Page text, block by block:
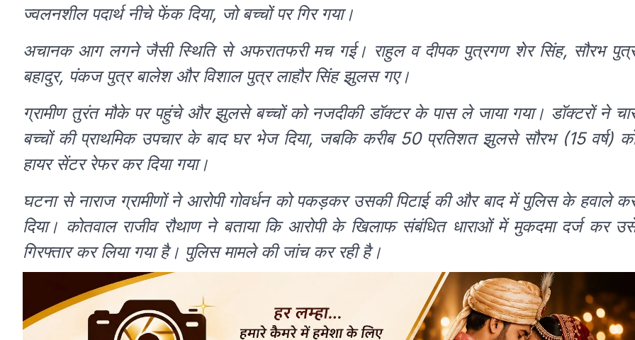
ज्वलनशील पदार्थ नीचे फेंक दिया, जो बच्चों पर गिर गया।
अचानक आग लगने जैसी स्थिति से अफरातफरी मच गई। राहुल व दीपक पुत्रगण शेर सिंह, सौरभ
बहादुर, पंकज पुत्र बालेश और विशाल पुत्र लाहौर सिंह झुलस गए।
ग्रामीण तुरंत मौके पर पहुंचे और झुलसे बच्चों को नजदीकी डॉक्टर के पास ले जाया गया। डॉक्टरों ने
बच्चों की प्राथमिक उपचार के बाद घर भेज दिया, जबकि करीब 50 प्रतिशत झुलसे सौरभ (15 वर्ष)
हायर सेंटर रेफर कर दिया गया।
घटना से नाराज ग्रामीणों ने आरोपी गोवर्धन को पकड़कर उसकी पिटाई की और बाद में पुलिस के हवाले
दिया। कोतवाल राजीव रौथाण ने बताया कि आरोपी के खिलाफ संबंधित धाराओं में मुकदमा दर्ज कर
गिरफ्तार कर लिया गया है। पुलिस मामले की जांच कर रही है।